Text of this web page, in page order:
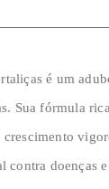
é um
Sua fórmula
crescimento
contra doenças